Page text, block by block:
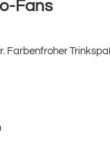
Fans
Farbenfroher